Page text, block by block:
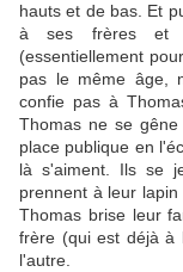
hauts et de bas. Et
à ses frères et
(essentiellement
pas le même âge,
confie pas à
Thomas ne se
place publique en
là s'aiment. Ils se
prennent à leur
Thomas brise leur
frère (qui est déjà à
l'autre.